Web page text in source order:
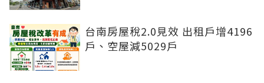
台南房屋稅2.0見效 出租戶增4196
戶、空屋減5029戶